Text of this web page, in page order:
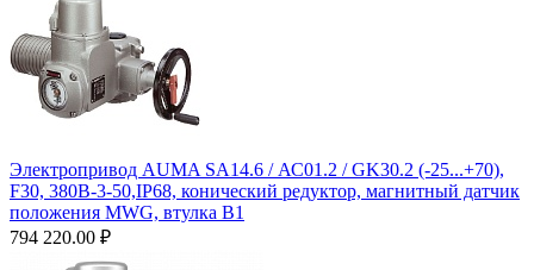
Электропривод AUMA SA14.6 / АС01.2 / GK30.2 (-25...+70),
F30, 380B-3-50,IP68, конический редуктор, магнитный датчик
положения MWG, втулка В1
794 220.00 ₽